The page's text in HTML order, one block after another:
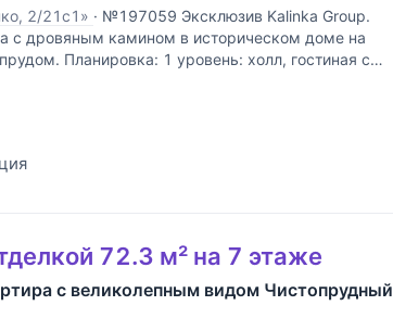
2/21с1» · №197059 Эксклюзив Kalinka Group.
с дровяным камином в историческом доме на
Планировка: 1 уровень: холл, гостиная с
72.3 м² на 7 этаже
с великолепным видом Чистопрудный